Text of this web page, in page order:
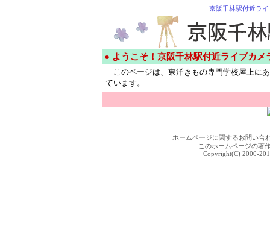
京阪千林駅付近ラ
● ようこそ！京阪千林駅付近ライブカメ
このページは、東洋きもの専門学校屋上に
ています。
ホームページに関するお問い合
このホームページの著
Copyright(C) 2000-